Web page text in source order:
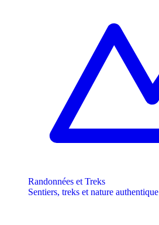
Randonnées et Treks
Sentiers, treks et nature authentique